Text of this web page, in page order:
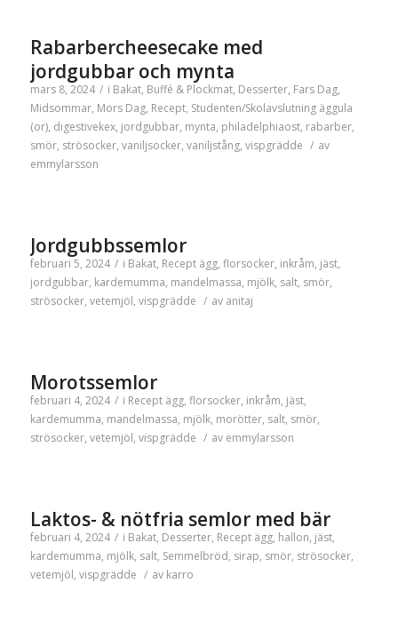
Rabarbercheesecake med
jordgubbar och mynta
mars 8, 2024 / i Bakat, Buffé & Plockmat, Desserter, Fars Dag,
Midsommar, Mors Dag, Recept, Studenten/Skolavslutning äggula
(or), digestivekex, jordgubbar, mynta, philadelphiaost, rabarber,
smör, strösocker, vaniljsocker, vaniljstång, vispgrädde / av
emmylarsson
Jordgubbssemlor
februari 5, 2024 / i Bakat, Recept ägg, florsocker, inkråm, jäst,
jordgubbar, kardemumma, mandelmassa, mjölk, salt, smör,
strösocker, vetemjöl, vispgrädde / av anitaj
Morotssemlor
februari 4, 2024 / i Recept ägg, florsocker, inkråm, jäst,
kardemumma, mandelmassa, mjölk, morötter, salt, smör,
strösocker, vetemjöl, vispgrädde / av emmylarsson
Laktos- & nötfria semlor med bär
februari 4, 2024 / i Bakat, Desserter, Recept ägg, hallon, jäst,
kardemumma, mjölk, salt, Semmelbröd, sirap, smör, strösocker,
vetemjöl, vispgrädde / av karro